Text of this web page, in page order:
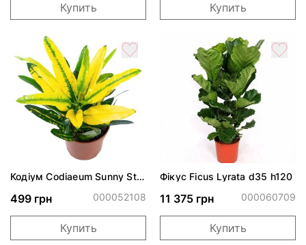
Купить Купить
Кодіум Codiaeum Sunny Star
499 грн 000052108
Купить
Фікус Ficus Lyrata d35 h120
11 375 грн 000060709
Купить